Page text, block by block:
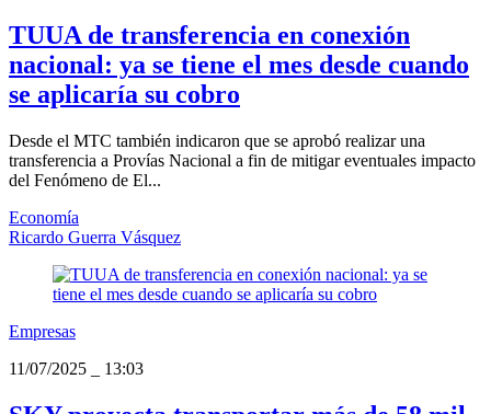
TUUA de transferencia en conexión
nacional: ya se tiene el mes desde cuando
se aplicaría su cobro
Desde el MTC también indicaron que se aprobó realizar una
transferencia a Provías Nacional a fin de mitigar eventuales impacto
del Fenómeno de El...
Economía
Ricardo Guerra Vásquez
Empresas
11/07/2025
13:03